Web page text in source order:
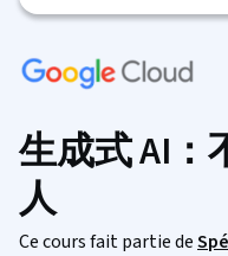
生成式 AI：
人
Ce cours fait partie de